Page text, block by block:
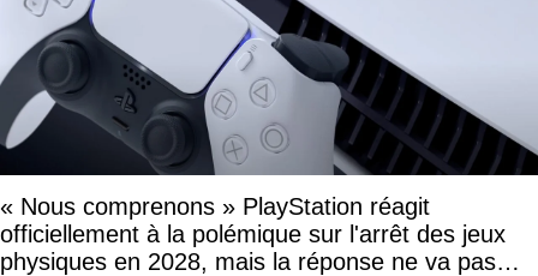
« Nous comprenons » PlayStation réagit
officiellement à la polémique sur l'arrêt des jeux
physiques en 2028, mais la réponse ne va pas